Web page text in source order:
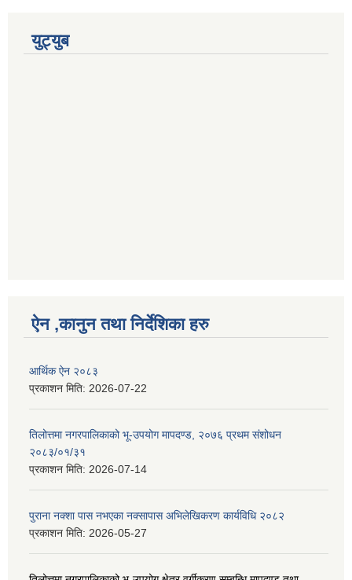
युट्युब
ऐन ,कानुन तथा निर्देशिका हरु
आर्थिक ऐन २०८३
प्रकाशन मिति: 2026-07-22
तिलोत्तमा नगरपालिकाको भू-उपयोग मापदण्ड, २०७६ प्रथम संशोधन
२०८३/०१/३१
प्रकाशन मिति: 2026-07-14
पुराना नक्शा पास नभएका नक्सापास अभिलेखिकरण कार्यविधि २०८२
प्रकाशन मिति: 2026-05-27